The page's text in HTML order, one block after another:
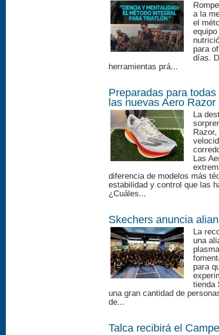
a la
el
para
días.
herramientas prá...
Preparadas para
las nuevas Aero
La
Las
diferencia de modelos más
estabilidad y control que las
¿Cuáles...
Skechers anuncia
La
una
para
tienda
una gran cantidad de
de...
Talca recibirá el